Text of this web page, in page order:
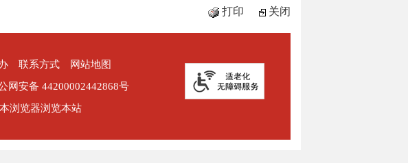
打印 关闭
办 联系方式
网站地图
网安备 44200002442868号
浏览器浏览本站